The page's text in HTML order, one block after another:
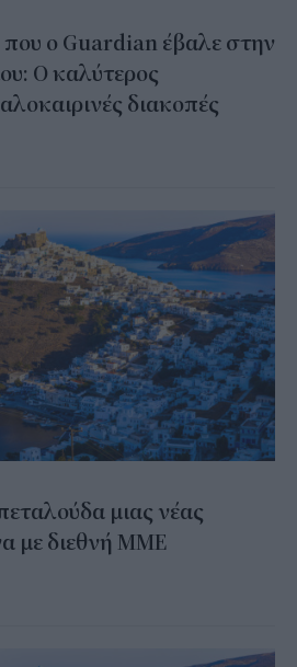
που ο Guardian έβαλε στην
Ο καλύτερος
διακοπές
μιας νέας
με διεθνή ΜΜΕ